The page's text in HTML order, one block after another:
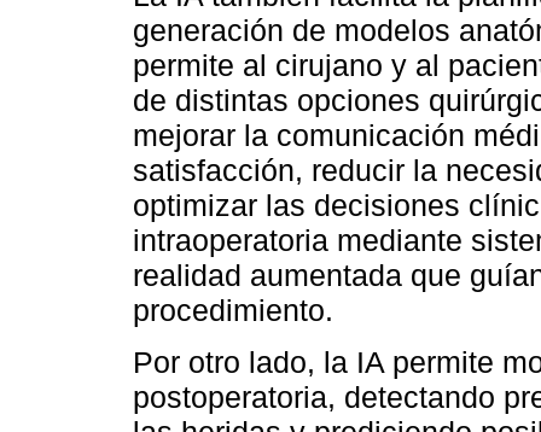
generación de modelos
permite al cirujano y al
de distintas opciones
mejorar la comunicación
satisfacción, reducir la
optimizar las decisiones
intraoperatoria mediante
realidad aumentada que
procedimiento.
Por otro lado, la IA permite
postoperatoria, detectando